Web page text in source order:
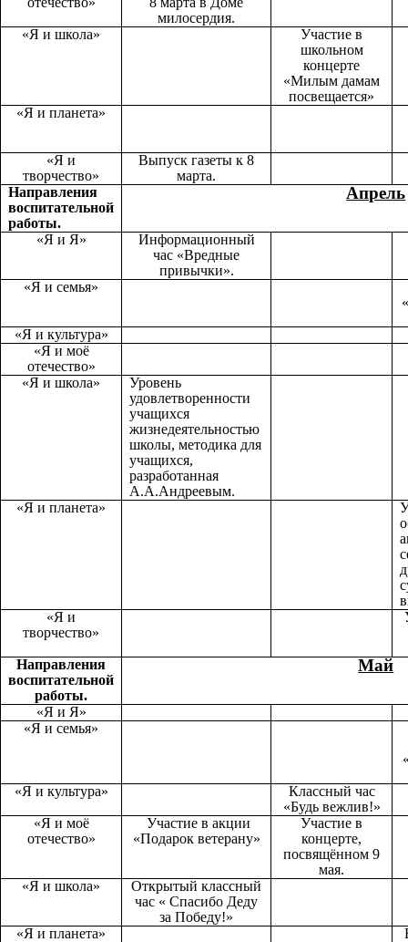
милосердия.
«Я и школа»
Участие в
школьном
концерте
«Милым дамам
посвещается»
«Я и планета»
«Я и
творчество»
Выпуск газеты к 8
марта.
Направления
воспитательной
работы.
Апрель
«Я и Я»
Информационный
час «Вредные
привычки».
«Я и семья»
«Я и культура»
«Я и моё
отечество»
«Я и школа»
Уровень
удовлетворенности
учащихся
жизнедеятельностью
школы, методика для
учащихся,
разработанная
А.А.Андреевым.
«Я и планета»
«Я и
творчество»
Направления
воспитательной
работы.
Май
«Я и Я»
«Я и семья»
«Я и культура»
Классный час
«Будь вежлив!»
«Я и моё
отечество»
Участие в акции
«Подарок ветерану»
Участие в
концерте,
посвящённом 9
мая.
«Я и школа»
Открытый классный
час « Спасибо Деду
за Победу!»
«Я и планета»